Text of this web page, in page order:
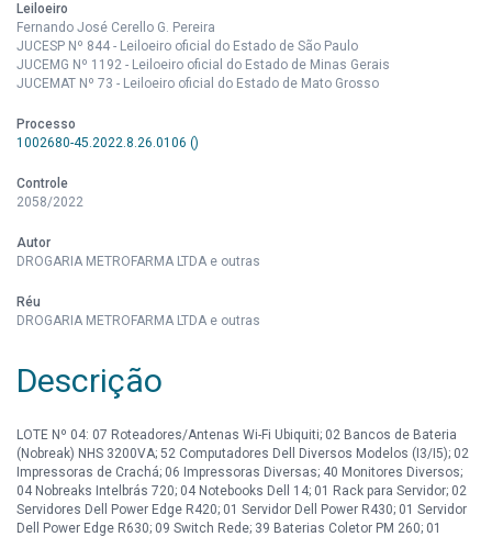
Leiloeiro
Fernando José Cerello G. Pereira
JUCESP Nº 844 - Leiloeiro oficial do Estado de São Paulo
JUCEMG Nº 1192 - Leiloeiro oficial do Estado de Minas Gerais
JUCEMAT Nº 73 - Leiloeiro oficial do Estado de Mato Grosso
Processo
1002680-45.2022.8.26.0106 ()
Controle
2058/2022
Autor
DROGARIA METROFARMA LTDA e outras
Réu
DROGARIA METROFARMA LTDA e outras
Descrição
LOTE Nº 04: 07 Roteadores/Antenas Wi-Fi Ubiquiti; 02 Bancos de Bateria
(Nobreak) NHS 3200VA; 52 Computadores Dell Diversos Modelos (I3/I5); 02
Impressoras de Crachá; 06 Impressoras Diversas; 40 Monitores Diversos;
04 Nobreaks Intelbrás 720; 04 Notebooks Dell 14; 01 Rack para Servidor; 02
Servidores Dell Power Edge R420; 01 Servidor Dell Power R430; 01 Servidor
Dell Power Edge R630; 09 Switch Rede; 39 Baterias Coletor PM 260; 01